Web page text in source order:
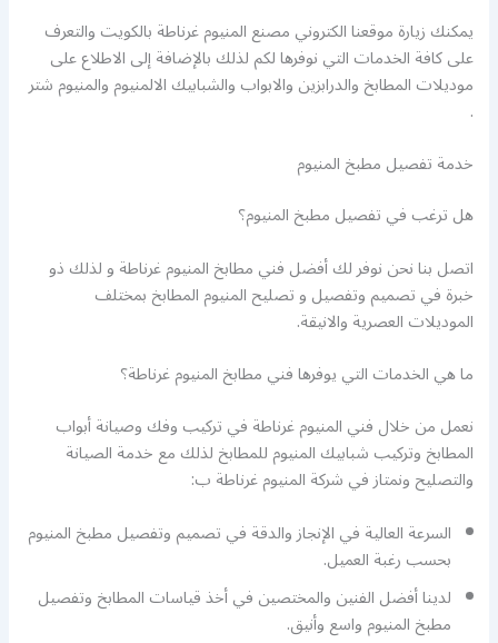
يمكنك زيارة موقعنا الكتروني مصنع المنيوم غرناطة بالكويت والتعرف
على كافة الخدمات التي نوفرها لكم لذلك بالإضافة إلى الاطلاع على
موديلات المطابخ والدرابزين والابواب والشبابيك الالمنيوم والمنيوم شتر
.
خدمة تفصيل مطبخ المنيوم
هل ترغب في تفصيل مطبخ المنيوم؟
اتصل بنا نحن نوفر لك أفضل فني مطابخ المنيوم غرناطة و لذلك ذو
خبرة في تصميم وتفصيل و تصليح المنيوم المطابخ بمختلف
الموديلات العصرية والانيقة.
ما هي الخدمات التي يوفرها فني مطابخ المنيوم غرناطة؟
نعمل من خلال فني المنيوم غرناطة في تركيب وفك وصيانة أبواب
المطابخ وتركيب شبابيك المنيوم للمطابخ لذلك مع خدمة الصيانة
والتصليح ونمتاز في شركة المنيوم غرناطة ب:
السرعة العالية في الإنجاز والدقة في تصميم وتفصيل مطبخ المنيوم
بحسب رغبة العميل.
لدينا أفضل الفنين والمختصين في أخذ قياسات المطابخ وتفصيل
مطبخ المنيوم واسع وأنيق.